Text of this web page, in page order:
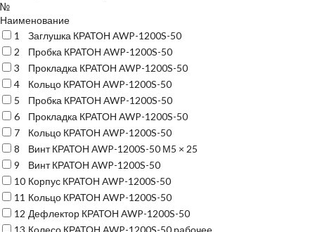
№
Наименование
1
Заглушка КРАТОН AWP-1200S-50
2
Пробка КРАТОН AWP-1200S-50
3
Прокладка КРАТОН AWP-1200S-50
4
Кольцо КРАТОН AWP-1200S-50
5
Пробка КРАТОН AWP-1200S-50
6
Прокладка КРАТОН AWP-1200S-50
7
Кольцо КРАТОН AWP-1200S-50
8
Винт КРАТОН AWP-1200S-50 М5 × 25
9
Винт КРАТОН AWP-1200S-50
10 Корпус КРАТОН AWP-1200S-50
11 Кольцо КРАТОН AWP-1200S-50
12 Дефлектор КРАТОН AWP-1200S-50
13 Колесо КРАТОН AWP-1200S-50 рабочее